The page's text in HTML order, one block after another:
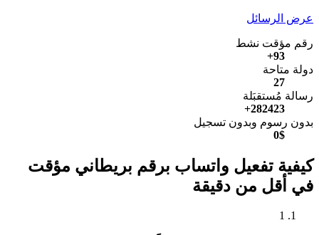
عرض الرسائل
رقم مؤقت نشط
93+
دولة متاحة
27
رسالة مُستقبَلة
282423+
بدون رسوم وبدون تسجيل
0$
كيفية تفعيل واتساب برقم بريطاني مؤقت
في أقل من دقيقة
1